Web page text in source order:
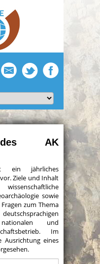
des AK
ein jährliches
Ziele und Inhalt
sowie
zum Thema
und
Im
Ausrichtung eines